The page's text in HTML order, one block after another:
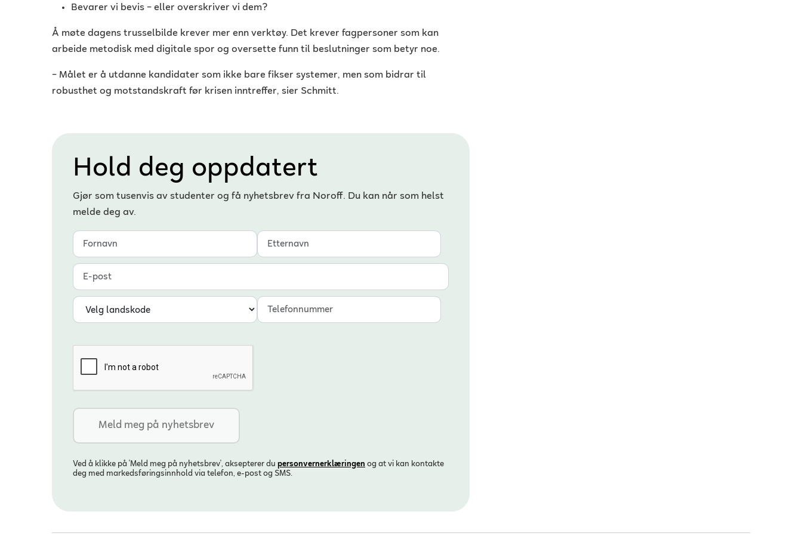
Bevarer vi bevis – eller overskriver vi dem?
Å møte dagens trusselbilde krever mer enn verktøy. Det krever fagpersoner som kan
arbeide metodisk med digitale spor og oversette funn til beslutninger som betyr noe.
– Målet er å utdanne kandidater som ikke bare fikser systemer, men som bidrar til
robusthet og motstandskraft før krisen inntreffer, sier Schmitt.
Hold deg oppdatert
Gjør som tusenvis av studenter og få nyhetsbrev fra Noroff. Du kan når som helst
melde deg av.
Fornavn
Etternavn
E-post
Landskode
Telefonnummer
Ved å klikke på 'Meld meg på nyhetsbrev', aksepterer du personvern­erklæringen og at vi kan kontakte
deg med markedsføringsinnhold via telefon, e-post og SMS.